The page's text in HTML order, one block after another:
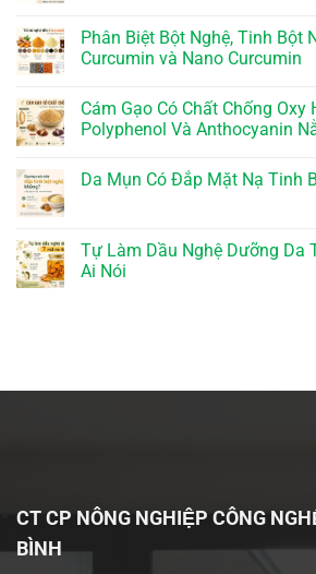
Phân Biệt Bột Nghệ, Tinh Bột
Curcumin và Nano Curcumin
Cám Gạo Có Chất Chống Oxy
Polyphenol Và Anthocyanin
Da Mụn Có Đắp Mặt Nạ Tinh
Tự Làm Dầu Nghệ Dưỡng Da
Ai Nói
CT CP NÔNG NGHIỆP CÔNG
BÌNH